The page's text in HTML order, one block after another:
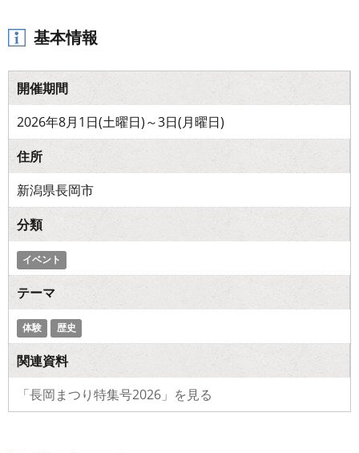
基本情報
開催期間
2026年8月1日(土曜日)～3日(月曜日)
住所
新潟県長岡市
分類
イベント
テーマ
体験 歴史
関連資料
「長岡まつり特集号2026」を見る